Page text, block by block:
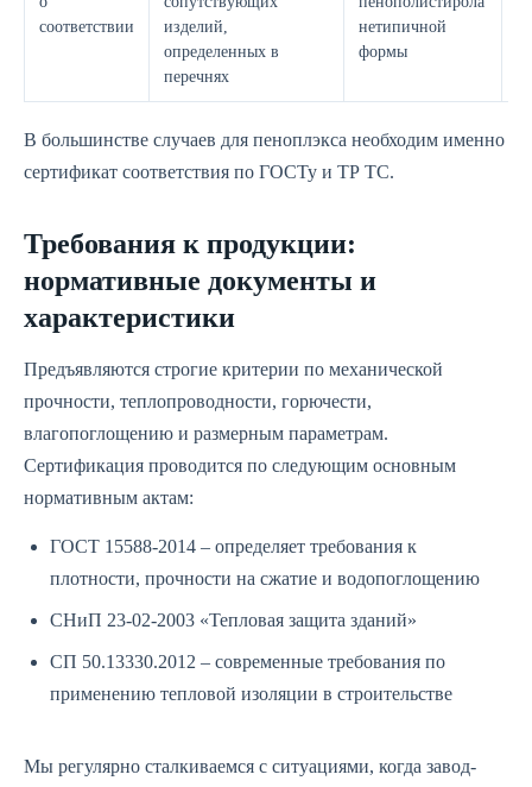
соответствии
изделий,
определенных в
перечнях
нетипичной
формы
В большинстве случаев для пеноплэкса необходим именно
сертификат соответствия по ГОСТу и ТР ТС.
Требования к продукции:
нормативные документы и
характеристики
Предъявляются строгие критерии по механической
прочности, теплопроводности, горючести,
влагопоглощению и размерным параметрам.
Сертификация проводится по следующим основным
нормативным актам:
ГОСТ 15588-2014 – определяет требования к
плотности, прочности на сжатие и водопоглощению
СНиП 23-02-2003 «Тепловая защита зданий»
СП 50.13330.2012 – современные требования по
применению тепловой изоляции в строительстве
Мы регулярно сталкиваемся с ситуациями, когда завод-